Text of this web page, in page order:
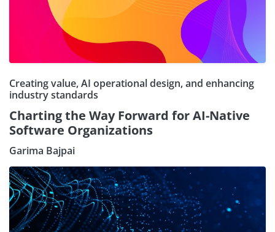
Creating value, AI operational design, and enhancing
industry standards
Charting the Way Forward for AI-Native
Software Organizations
Garima Bajpai